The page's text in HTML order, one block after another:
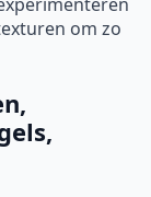
om zo